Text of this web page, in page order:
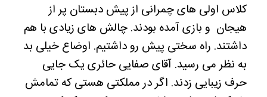
کلاس اولی های چمرانی از پیش دبستان پر از
هیجان و بازی آمده بودند. چالش های زیادی با هم
داشتند. راه سختی پیش رو داشتیم. اوضاع خیلی بد
به نظر می رسید. آقای صفایی حائری یک جایی
حرف زیبایی زدند. اگر در مملکتی هستی که تمامش